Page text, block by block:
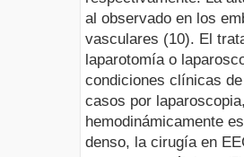
al observado en los
vasculares (10). El
laparotomía o
condiciones clínicas
casos por
hemodinámicamente
denso, la cirugía en